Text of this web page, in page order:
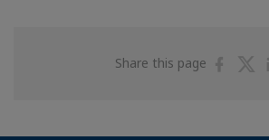
Share this page
Share